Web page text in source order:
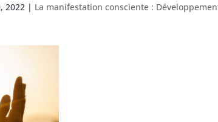
2022 | La manifestation consciente :